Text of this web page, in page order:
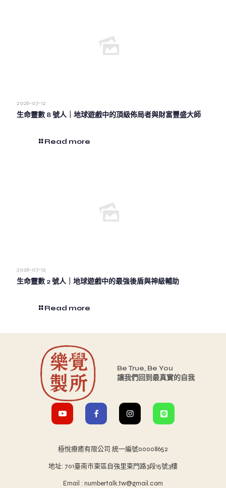
2026-07-12
生命靈數 8 號人｜地球遊戲中的頂級佈局者與財富豐盛大師
Read more
2026-07-12
生命靈數 2 號人｜地球遊戲中的最強後盾與神級輔助
Read more
Be True, Be You
讓我們回到最真實的自我
極悅療癒有限公司 統一編號00008652
地址: 701臺南市東區自強里東門路3段15號3樓
Email : numbertalk.tw@gmail.com